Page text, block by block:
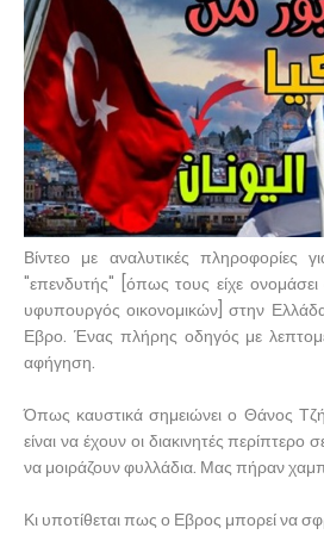
Βίντεο με αναλυτικές πληροφορίες
"επενδυτής" [όπως τους είχε
υφυπουργός οικονομικών] στην
Εβρο. Ένας πλήρης οδηγός με
αφήγηση.
Όπως καυστικά σημειώνει ο Θάνος
είναι να έχουν οι διακινητές περίπτερο
να μοιράζουν φυλλάδια. Μας πήραν
Κι υποτίθεται πως ο Εβρος μπορεί να